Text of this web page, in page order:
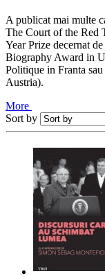
A publicat mai multe
The Court of the Red
Year Prize decernat
Biography Award in
Politique in Franta
Austria).
More
Sort by